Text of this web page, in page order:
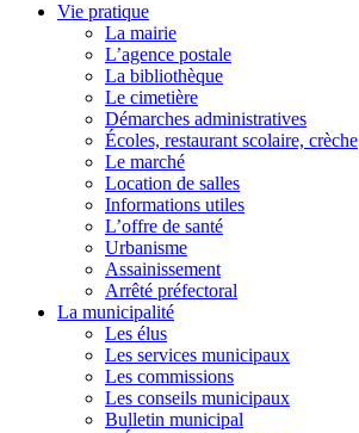
Vie pratique
La mairie
L’agence postale
La bibliothèque
Le cimetière
Démarches administratives
Écoles, restaurant scolaire, crèche
Le marché
Location de salles
Informations utiles
L’offre de santé
Urbanisme
Assainissement
Arrêté préfectoral
La municipalité
Les élus
Les services municipaux
Les commissions
Les conseils municipaux
Bulletin municipal